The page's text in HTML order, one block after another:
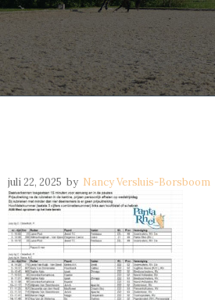
juli 22, 2025 by Nancy Versluis-Borsboom